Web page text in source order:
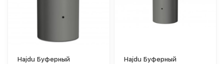
Hajdu Буферный
Hajdu Буферный